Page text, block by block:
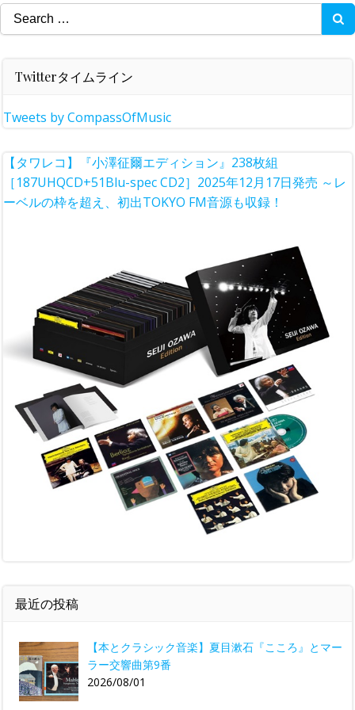
Search
for:
Twitterタイムライン
Tweets by CompassOfMusic
【タワレコ】『小澤征爾エディション』238枚組
［187UHQCD+51Blu-spec CD2］2025年12月17日発売 ～レ
ーベルの枠を超え、初出TOKYO FM音源も収録！
最近の投稿
【本とクラシック音楽】夏目漱石『こころ』とマー
ラー交響曲第9番
2026/08/01